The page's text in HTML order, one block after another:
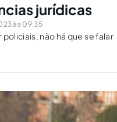
jurídicas
às 09:35
não há que se falar